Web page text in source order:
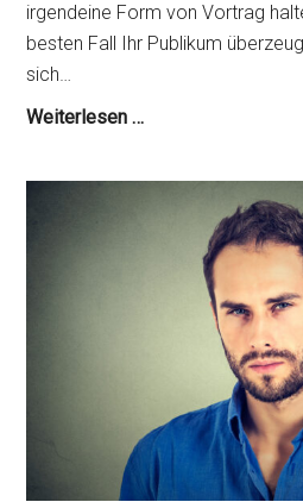
irgendeine Form von Vortrag
besten Fall Ihr Publikum
sich…
Weiterlesen …Rhetorische
(für
überzeugende
Argumentation,
Präsentation)